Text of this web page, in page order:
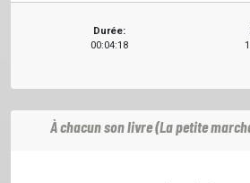
Durée:
00:04:18
À chacun son livre (La petite